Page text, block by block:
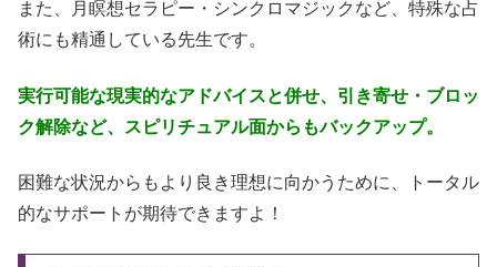
また、月瞑想セラピー・シンクロマジックなど、特殊な占
術にも精通している先生です。
実行可能な現実的なアドバイスと併せ、引き寄せ・ブロッ
ク解除など、スピリチュアル面からもバックアップ。
困難な状況からもより良き理想に向かうために、トータル
的なサポートが期待できますよ！